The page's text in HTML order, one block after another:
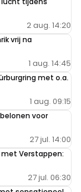
had met
Max en dat
niet ingegaan
van de
staat duidelijk
2 aug. 14:20
vrij na
1 aug. 14:45
met o.a.
1 aug. 09:15
voor
27 jul. 14:00
Verstappen:
27 jul. 06:30